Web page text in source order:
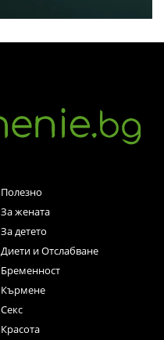
Полезно
За жената
За детето
Диети и Отслабване
Бременност
Кърмене
Секс
Красота